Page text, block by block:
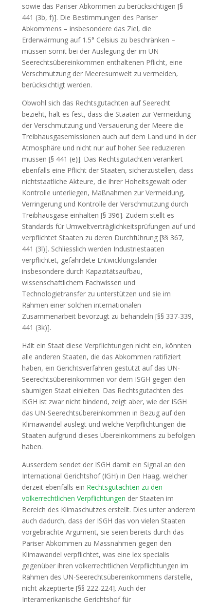
sowie das Pariser Abkommen zu berücksichtigen [§
441 (3b, f)]. Die Bestimmungen des Pariser
Abkommens – insbesondere das Ziel, die
Erderwärmung auf 1.5° Celsius zu beschränken –
müssen somit bei der Auslegung der im UN-
Seerechtsübereinkommen enthaltenen Pflicht, eine
Verschmutzung der Meeresumwelt zu vermeiden,
berücksichtigt werden.
Obwohl sich das Rechtsgutachten auf Seerecht
bezieht, hält es fest, dass die Staaten zur Vermeidung
der Verschmutzung und Versauerung der Meere die
Treibhausgasemissionen auch auf dem Land und in der
Atmosphäre und nicht nur auf hoher See reduzieren
müssen [§ 441 (e)]. Das Rechtsgutachten verankert
ebenfalls eine Pflicht der Staaten, sicherzustellen, dass
nichtstaatliche Akteure, die ihrer Hoheitsgewalt oder
Kontrolle unterliegen, Maßnahmen zur Vermeidung,
Verringerung und Kontrolle der Verschmutzung durch
Treibhausgase einhalten [§ 396]. Zudem stellt es
Standards für Umweltverträglichkeitsprüfungen auf und
verpflichtet Staaten zu deren Durchführung [§§ 367,
441 (3l)]. Schliesslich werden Industriestaaten
verpflichtet, gefährdete Entwicklungsländer
insbesondere durch Kapazitätsaufbau,
wissenschaftlichem Fachwissen und
Technologietransfer zu unterstützen und sie im
Rahmen einer solchen internationalen
Zusammenarbeit bevorzugt zu behandeln [§§ 337-339,
441 (3k)].
Hält ein Staat diese Verpflichtungen nicht ein, könnten
alle anderen Staaten, die das Abkommen ratifiziert
haben, ein Gerichtsverfahren gestützt auf das UN-
Seerechtsübereinkommen vor dem ISGH gegen den
säumigen Staat einleiten. Das Rechtsgutachten des
ISGH ist zwar nicht bindend, zeigt aber, wie der ISGH
das UN-Seerechtsübereinkommen in Bezug auf den
Klimawandel auslegt und welche Verpflichtungen die
Staaten aufgrund dieses Übereinkommens zu befolgen
haben.
Ausserdem sendet der ISGH damit ein Signal an den
International Gerichtshof (IGH) in Den Haag, welcher
derzeit ebenfalls ein Rechtsgutachten zu den
völkerrechtlichen Verpflichtungen der Staaten im
Bereich des Klimaschutzes erstellt. Dies unter anderem
auch dadurch, dass der ISGH das von vielen Staaten
vorgebrachte Argument, sie seien bereits durch das
Pariser Abkommen zu Massnahmen gegen den
Klimawandel verpflichtet, was eine lex specialis
gegenüber ihren völkerrechtlichen Verpflichtungen im
Rahmen des UN-Seerechtsübereinkommens darstelle,
nicht akzeptierte [§§ 222-224]. Auch der
Interamerikanische Gerichtshof für